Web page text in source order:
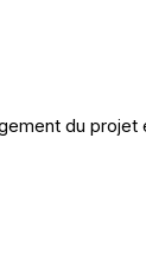
du projet